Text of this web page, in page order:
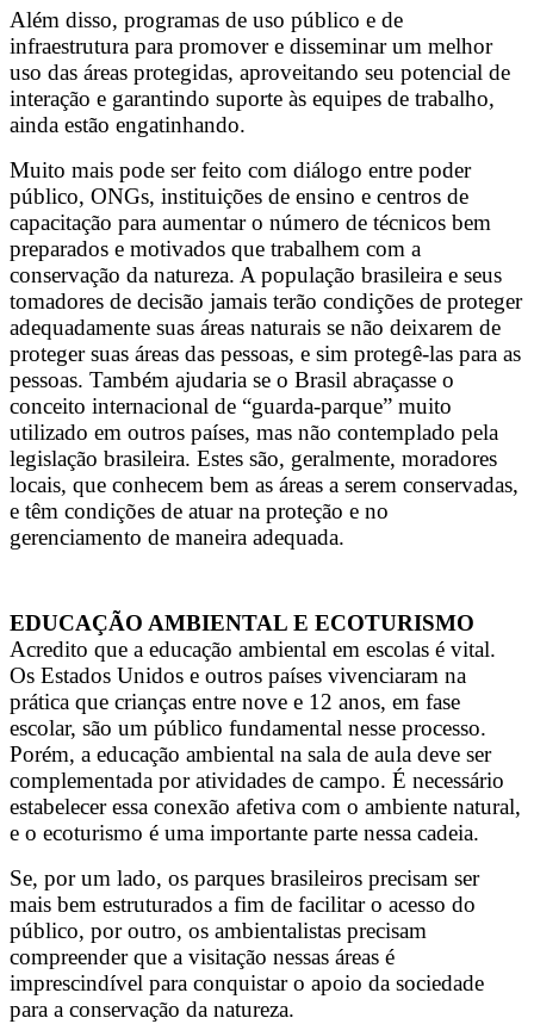
Além disso, programas de uso público e de
infraestrutura para promover e disseminar um melhor
uso das áreas protegidas, aproveitando seu potencial de
interação e garantindo suporte às equipes de trabalho,
ainda estão engatinhando.
Muito mais pode ser feito com diálogo entre poder
público, ONGs, instituições de ensino e centros de
capacitação para aumentar o número de técnicos bem
preparados e motivados que trabalhem com a
conservação da natureza. A população brasileira e seus
tomadores de decisão jamais terão condições de proteger
adequadamente suas áreas naturais se não deixarem de
proteger suas áreas das pessoas, e sim protegê-las para as
pessoas. Também ajudaria se o Brasil abraçasse o
conceito internacional de “guarda-parque” muito
utilizado em outros países, mas não contemplado pela
legislação brasileira. Estes são, geralmente, moradores
locais, que conhecem bem as áreas a serem conservadas,
e têm condições de atuar na proteção e no
gerenciamento de maneira adequada.
EDUCAÇÃO AMBIENTAL E ECOTURISMO
Acredito que a educação ambiental em escolas é vital.
Os Estados Unidos e outros países vivenciaram na
prática que crianças entre nove e 12 anos, em fase
escolar, são um público fundamental nesse processo.
Porém, a educação ambiental na sala de aula deve ser
complementada por atividades de campo. É necessário
estabelecer essa conexão afetiva com o ambiente natural,
e o ecoturismo é uma importante parte nessa cadeia.
Se, por um lado, os parques brasileiros precisam ser
mais bem estruturados a fim de facilitar o acesso do
público, por outro, os ambientalistas precisam
compreender que a visitação nessas áreas é
imprescindível para conquistar o apoio da sociedade
para a conservação da natureza.